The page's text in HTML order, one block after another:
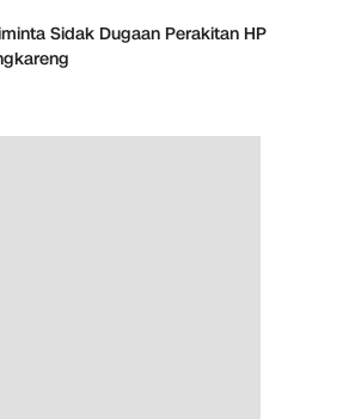
Sidak Dugaan Perakitan HP